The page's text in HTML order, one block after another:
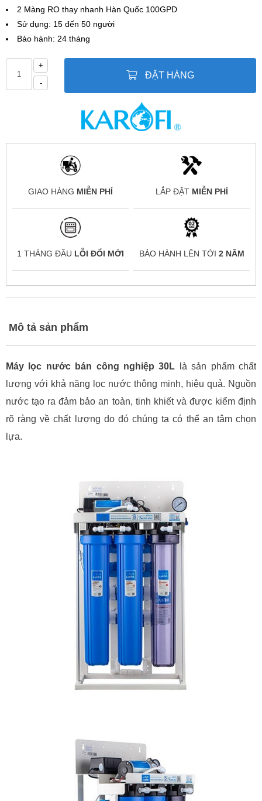
2 Màng RO thay nhanh Hàn Quốc 100GPD
Sử dụng: 15 đến 50 người
Bảo hành: 24 tháng
+
-
ĐẶT HÀNG
GIAO HÀNG MIỄN PHÍ LẮP ĐẶT MIỄN PHÍ
1 THÁNG ĐẦU LỖI ĐỔI MỚI BẢO HÀNH LÊN TỚI 2 NĂM
Mô tả sản phẩm
Máy lọc nước bán công nghiệp 30L
là sản phẩm chất
lượng với khả năng lọc nước thông minh, hiệu quả. Nguồn
nước tạo ra đảm bảo an toàn, tinh khiết và được kiểm định
rõ ràng về chất lượng do đó chúng ta có thể an tâm chọn
lựa.